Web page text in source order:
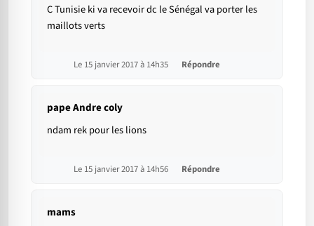
C Tunisie ki va recevoir dc le Sénégal va porter les
maillots verts
Le 15 janvier 2017 à 14h35 Répondre
pape Andre coly
ndam rek pour les lions
Le 15 janvier 2017 à 14h56 Répondre
mams